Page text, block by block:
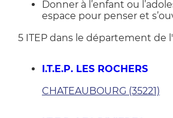
Donner à l’enfant ou
espace pour penser et
5 ITEP dans le département de
I.T.E.P. LES ROCHERS
CHATEAUBOURG (35221)